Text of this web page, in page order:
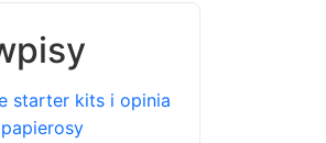
starter kits i opinia